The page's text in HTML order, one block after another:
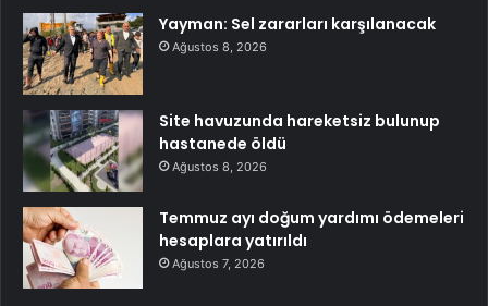
Yayman: Sel zararları karşılanacak
Ağustos 8, 2026
Site havuzunda hareketsiz bulunup
hastanede öldü
Ağustos 8, 2026
Temmuz ayı doğum yardımı ödemeleri
hesaplara yatırıldı
Ağustos 7, 2026